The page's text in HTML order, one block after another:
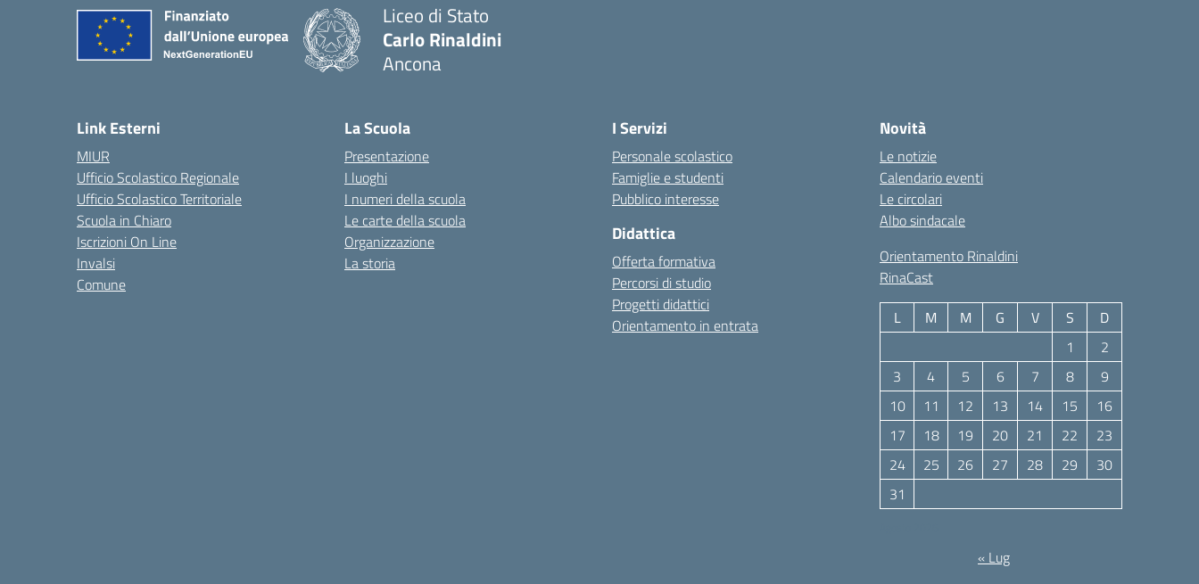
Liceo di Stato
Carlo Rinaldini
Ancona
Link Esterni
MIUR
Ufficio Scolastico Regionale
Ufficio Scolastico Territoriale
Scuola in Chiaro
Iscrizioni On Line
Invalsi
Comune
La Scuola
Presentazione
I luoghi
I numeri della scuola
Le carte della scuola
Organizzazione
La storia
I Servizi
Personale scolastico
Famiglie e studenti
Pubblico interesse
Didattica
Offerta formativa
Percorsi di studio
Progetti didattici
Orientamento in entrata
Novità
Le notizie
Calendario eventi
Le circolari
Albo sindacale
Orientamento Rinaldini
RinaCast
L M M G V S
D
1
2
3
4 5 6 7 8
9
10
11 12 13 14 15
16
17
18 19 20 21 22
23
24
25 26 27 28 29
30
31
« Lug